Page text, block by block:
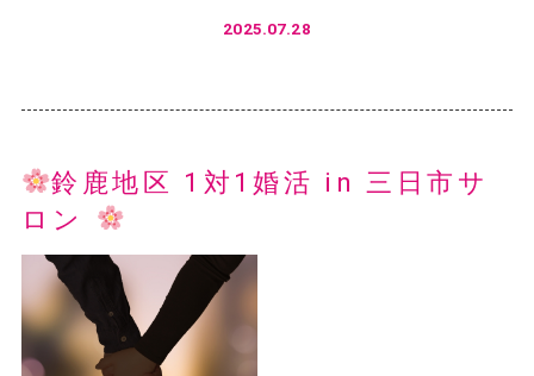
2025.07.28
鈴鹿地区 1対1婚活 in 三日市サ
ロン